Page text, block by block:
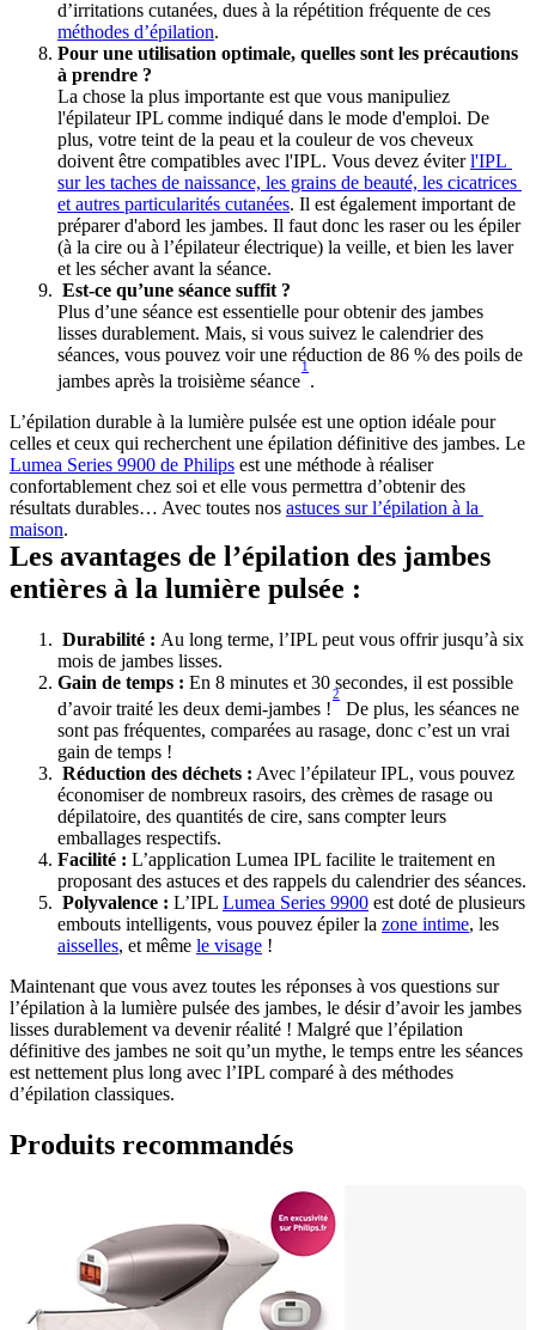
méthodes d’épilation.
Pour une utilisation optimale, quelles sont les précautions
à prendre ?
La chose la plus importante est que vous manipuliez
l'épilateur IPL comme indiqué dans le mode d'emploi. De
plus, votre teint de la peau et la couleur de vos cheveux
doivent être compatibles avec l'IPL. Vous devez éviter l'IPL
sur les taches de naissance, les grains de beauté, les cicatrices
et autres particularités cutanées. Il est également important de
préparer d'abord les jambes. Il faut donc les raser ou les épiler
(à la cire ou à l’épilateur électrique) la veille, et bien les laver
et les sécher avant la séance.
Est-ce qu’une séance suffit ?
Plus d’une séance est essentielle pour obtenir des jambes
lisses durablement. Mais, si vous suivez le calendrier des
séances, vous pouvez voir une réduction de 86 % des poils de
jambes après la troisième séance
1
.
L’épilation durable à la lumière pulsée est une option idéale pour
Lumea Series 9900 de Philips est une méthode à réaliser
confortablement chez soi et elle vous permettra d’obtenir des
résultats durables… Avec toutes nos astuces sur l’épilation à la
maison.
Les avantages de l’épilation des jambes
entières à la lumière pulsée :
Durabilité : Au long terme, l’IPL peut vous offrir jusqu’à six
mois de jambes lisses.
Gain de temps : En 8 minutes et 30 secondes, il est possible
d’avoir traité les deux demi-jambes !
2
De plus, les séances ne
sont pas fréquentes, comparées au rasage, donc c’est un vrai
gain de temps !
Réduction des déchets : Avec l’épilateur IPL, vous pouvez
économiser de nombreux rasoirs, des crèmes de rasage ou
dépilatoire, des quantités de cire, sans compter leurs
emballages respectifs.
Facilité : L’application Lumea IPL facilite le traitement en
proposant des astuces et des rappels du calendrier des séances.
Polyvalence : L’IPL Lumea Series 9900 est doté de plusieurs
embouts intelligents, vous pouvez épiler la zone intime
aisselles, et même le visage !
Maintenant que vous avez toutes les réponses à vos questions sur
l’épilation à la lumière pulsée des jambes, le désir d’avoir les jambes
lisses durablement va devenir réalité ! Malgré que l’épilation
définitive des jambes ne soit qu’un mythe, le temps entre les séances
est nettement plus long avec l’IPL comparé à des méthodes
d’épilation classiques.
Produits recommandés